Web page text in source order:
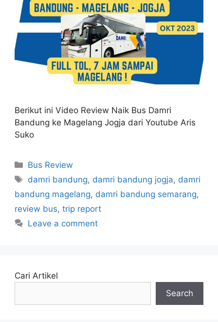
Berikut ini Video Review Naik Bus Damri
Bandung ke Magelang Jogja dari Youtube Aris
Suko
Categories
Bus Review
Tags
damri bandung, damri bandung jogja, damri
bandung magelang, damri bandung semarang,
review bus, trip report
Leave a comment
Cari Artikel
Search